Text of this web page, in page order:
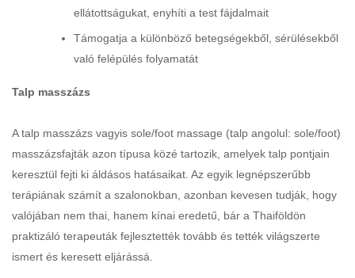
ellátottságukat, enyhíti a test fájdalmait
Támogatja a különböző betegségekből, sérülésekből
való felépülés folyamatát
Talp masszázs
A talp masszázs vagyis sole/foot massage (talp angolul: sole/foot)
masszázsfajták azon típusa közé tartozik, amelyek talp pontjain
keresztül fejti ki áldásos hatásaikat. Az egyik legnépszerűbb
terápiának számít a szalonokban, azonban kevesen tudják, hogy
valójában nem thai, hanem kínai eredetű, bár a Thaiföldön
praktizáló terapeuták fejlesztették tovább és tették világszerte
ismert és keresett eljárássá.